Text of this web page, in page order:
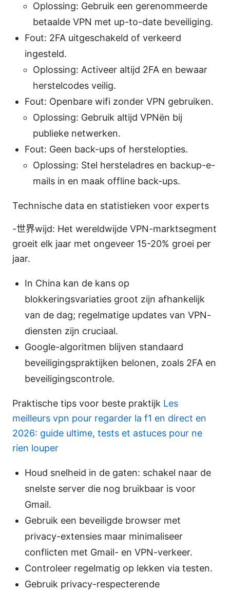
Oplossing: Gebruik een gerenommeerde
betaalde VPN met up-to-date beveiliging.
Fout: 2FA uitgeschakeld of verkeerd
ingesteld.
Oplossing: Activeer altijd 2FA en bewaar
herstelcodes veilig.
Fout: Openbare wifi zonder VPN gebruiken.
Oplossing: Gebruik altijd VPNën bij
publieke netwerken.
Fout: Geen back-ups of herstelopties.
Oplossing: Stel hersteladres en backup-e-
mails in en maak offline back-ups.
Technische data en statistieken voor experts
-世界wijd: Het wereldwijde VPN-marktsegment
groeit elk jaar met ongeveer 15-20% groei per
jaar.
In China kan de kans op
blokkeringsvariaties groot zijn afhankelijk
van de dag; regelmatige updates van VPN-
diensten zijn cruciaal.
Google-algoritmen blijven standaard
beveiligingspraktijken belonen, zoals 2FA en
beveiligingscontrole.
Praktische tips voor beste praktijk Les
meilleurs vpn pour regarder la f1 en direct en
2026: guide ultime, tests et astuces pour ne
rien louper
Houd snelheid in de gaten: schakel naar de
snelste server die nog bruikbaar is voor
Gmail.
Gebruik een beveiligde browser met
privacy-extensies maar minimaliseer
conflicten met Gmail- en VPN-verkeer.
Controleer regelmatig op lekken via testen.
Gebruik privacy-respecterende